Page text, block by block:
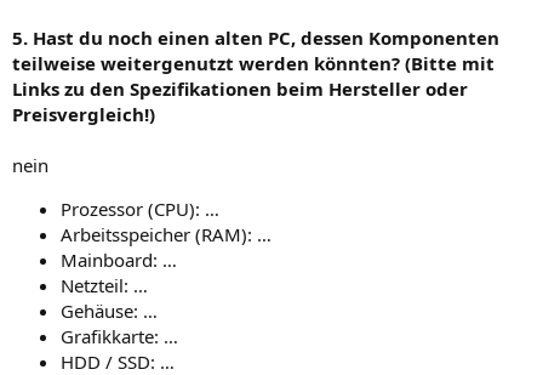
5. Hast du noch einen alten PC, dessen Komponenten
teilweise weitergenutzt werden könnten? (Bitte mit
Links zu den Spezifikationen beim Hersteller oder
Preisvergleich!)
nein
Prozessor (CPU): …
Arbeitsspeicher (RAM): …
Mainboard: …
Netzteil: …
Gehäuse: …
Grafikkarte: …
HDD / SSD: …